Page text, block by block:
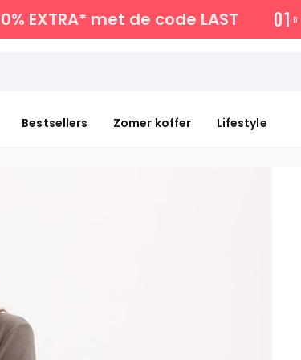
EXTRA* met de code LAST 01 D
Bestsellers Zomer koffer Lifestyle